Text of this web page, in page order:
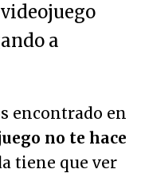
a
encontrado en
no te hace
tiene que ver